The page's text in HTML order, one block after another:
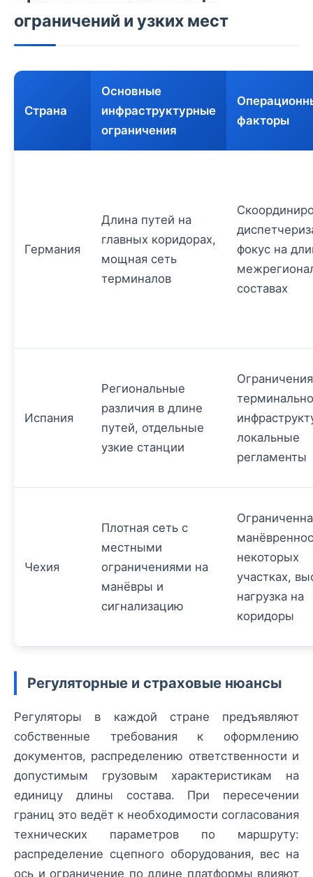
ограничений и узких мест
Страна
Основные
инфраструктурные
ограничения
факторы
Германия
Длина путей на
главных коридорах,
мощная сеть
терминалов
фокус на
составах
Испания
Региональные
различия в длине
путей, отдельные
узкие станции
Ограничения
локальные
регламенты
Чехия
Плотная сеть с
местными
ограничениями на
манёвры и
сигнализацию
некоторых
участках,
нагрузка на
коридоры
Регуляторные и страховые нюансы
Регуляторы в каждой стране предъявляют
собственные требования к оформлению
документов, распределению ответственности и
допустимым грузовым характеристикам на
единицу длины состава. При пересечении
границ это ведёт к необходимости согласования
технических параметров по маршруту:
распределение сцепного оборудования, вес на
ось и ограничение по длине платформы влияют